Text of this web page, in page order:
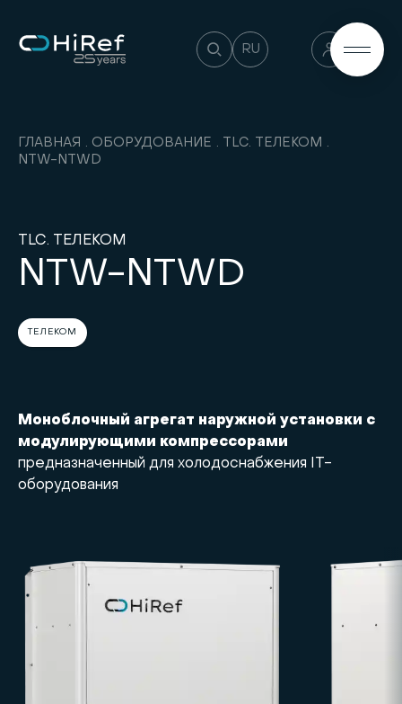
RU
ГЛАВНАЯ ОБОРУДОВАНИЕ
TLC. ТЕЛЕКОМ
NTW-NTWD
TLC. ТЕЛЕКОМ
NTW-NTWD
ТЕЛЕКОМ
Моноблочный агрегат наружной установки с
модулирующими компрессорами
предназначенный для холодоснабжения IT-
оборудования